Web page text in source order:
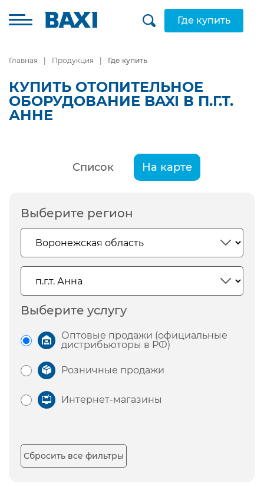
Где купить
Главная Продукция Где купить
КУПИТЬ ОТОПИТЕЛЬНОЕ
ОБОРУДОВАНИЕ BAXI В П.Г.Т.
АННЕ
Список На карте
Выберите регион
Выберите услугу
Оптовые продажи (официальные
дистрибьюторы в РФ)
Розничные продажи
Интернет-магазины
Сбросить все фильтры